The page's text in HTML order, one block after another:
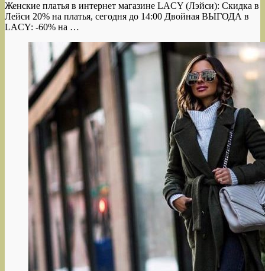
Женские платья в интернет магазине LACY (Лэйси): Скидка в
Лейси 20% на платья, сегодня до 14:00 Двойная ВЫГОДА в
LACY: -60% на …